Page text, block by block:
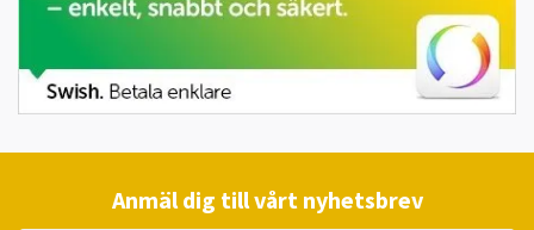
Anmäl dig till vårt nyhetsbrev